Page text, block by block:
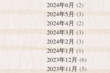
2024年6月 (2)
2024年5月 (3)
2024年4月 (2)
2024年3月 (3)
2024年2月 (3)
2024年1月(1)
2023年12月 (6)
2023年11月 (5)